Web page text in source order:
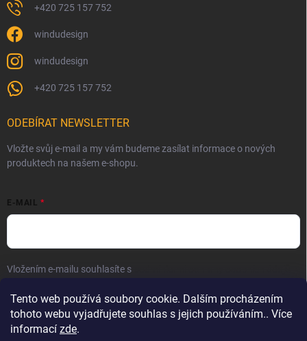
Tento web používá soubory cookie. Dalším procházením
tohoto webu vyjadřujete souhlas s jejich používáním.. Více
informací zde.
+420 725 157 752
windudesign
windudesign
+420 725 157 752
ODEBÍRAT NEWSLETTER
Vložte svůj e-mail a my vám budeme zasílat informace o nových
produktech na našem e-shopu.
E-MAIL
Vložením e-mailu souhlasíte s
Přihlásit se